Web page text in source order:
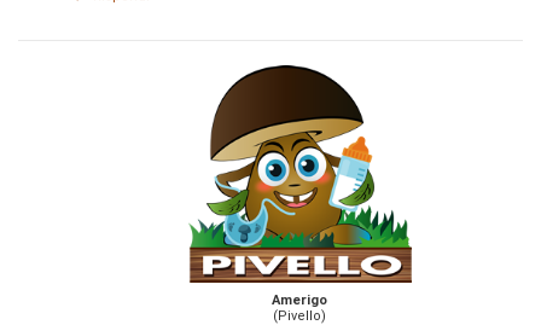
Amerigo
(Pivello)